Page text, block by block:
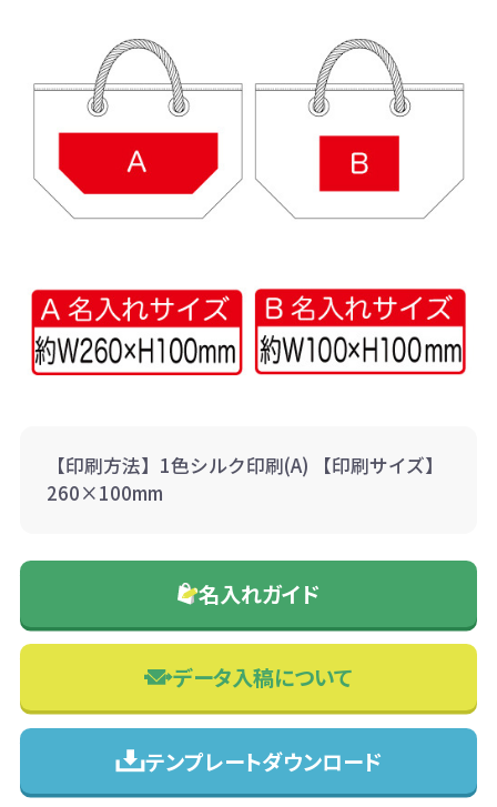
【印刷方法】1色シルク印刷(A) 【印刷サイズ】
260×100mm
名入れガイド
データ入稿について
テンプレートダウンロード